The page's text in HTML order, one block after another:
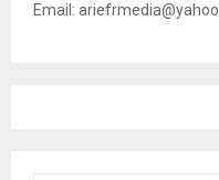
Email: